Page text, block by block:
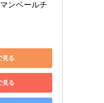
ンベールチ
見る
見る